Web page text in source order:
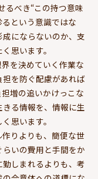
るべき“この持つ意味
という意識ではな
にならないのか、支
思います。
を決めていく作業な
を防ぐ配慮があれば
増の追いかけっこな
る情報を、情報に生
思います。
りよりも、簡便な世
いの費用と手間をか
しまれるよりも、考